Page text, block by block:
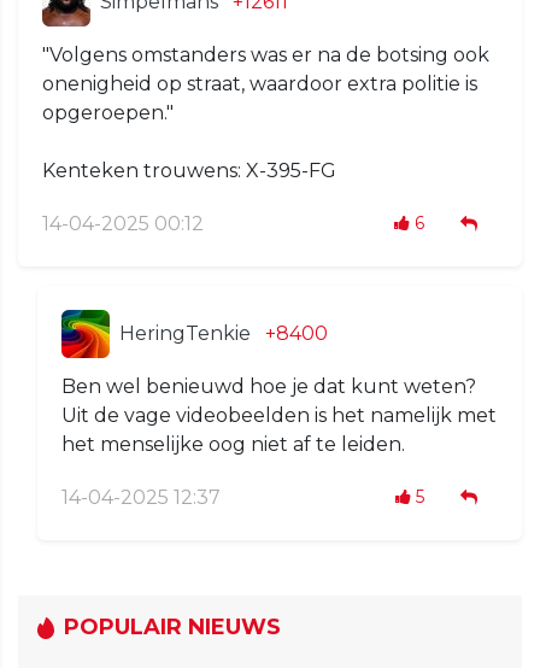
"Volgens omstanders was er na de botsing ook
onenigheid op straat, waardoor extra politie is
opgeroepen."
Kenteken trouwens: X-395-FG
14-04-2025 00:12 6
HeringTenkie +8400
Ben wel benieuwd hoe je dat kunt weten?
Uit de vage videobeelden is het namelijk met
het menselijke oog niet af te leiden.
14-04-2025 12:37 5
POPULAIR NIEUWS